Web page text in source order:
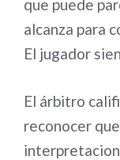
que puede
alcanza para
El jugador
El árbitro
reconocer